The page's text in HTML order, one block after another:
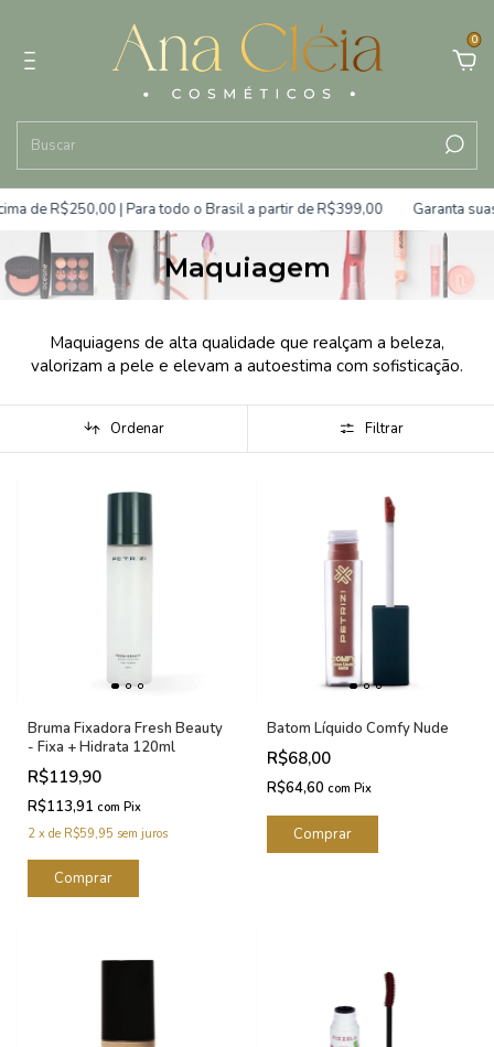
0
R$250,00 | Para todo o Brasil a partir de R$399,00 Garanta suas
Maquiagem
Maquiagens de alta qualidade que realçam a beleza,
valorizam a pele e elevam a autoestima com sofisticação.
Ordenar Filtrar
Bruma Fixadora Fresh Beauty
- Fixa + Hidrata 120ml
R$119,90
R$113,91 com Pix
2 x de R$59,95 sem juros
Batom Líquido Comfy Nude
R$68,00
R$64,60 com Pix